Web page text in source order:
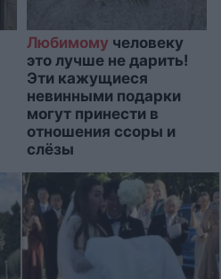
Любимому человеку
это лучше не дарить!
Эти кажущиеся
невинными подарки
могут принести в
отношения ссоры и
слёзы